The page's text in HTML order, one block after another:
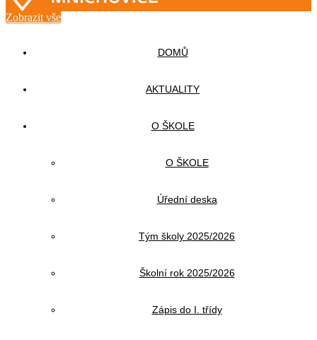
Zobrazit vše
DOMŮ
AKTUALITY
O ŠKOLE
O ŠKOLE
Úřední deska
Tým školy 2025/2026
Školní rok 2025/2026
Zápis do I. třídy